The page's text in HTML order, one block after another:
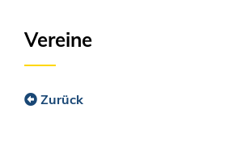
Vereine
Zurück